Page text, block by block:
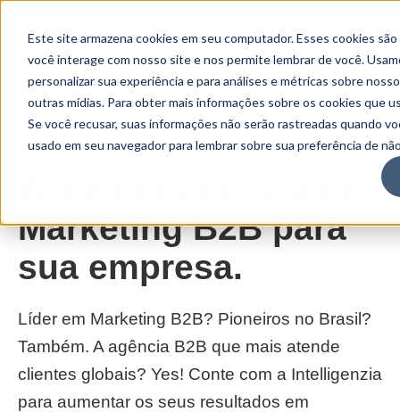
Este site armazena cookies em seu computador. Esses cookies
você interage com nosso site e nos permite lembrar de você.
personalizar sua experiência e para análises e métricas sobre
outras mídias. Para obter mais informações sobre os cookies que
Se você recusar, suas informações não serão rastreadas quando
usado em seu navegador para lembrar sobre sua preferência de
Marketing B2B para
sua empresa.
Líder em Marketing B2B? Pioneiros no Brasil?
Também. A agência B2B que mais atende
clientes globais? Yes! Conte com a Intelligenzia
para aumentar os seus resultados em